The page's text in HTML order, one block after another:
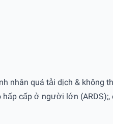
nhân quá tải dịch & không
cấp ở người lớn